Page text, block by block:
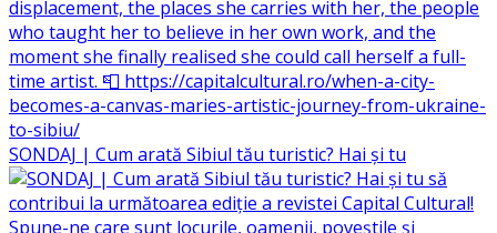
SONDAJ | Cum arată Sibiul tău turistic? Hai și tu